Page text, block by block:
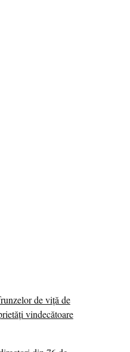
de viță de
vindecătoare